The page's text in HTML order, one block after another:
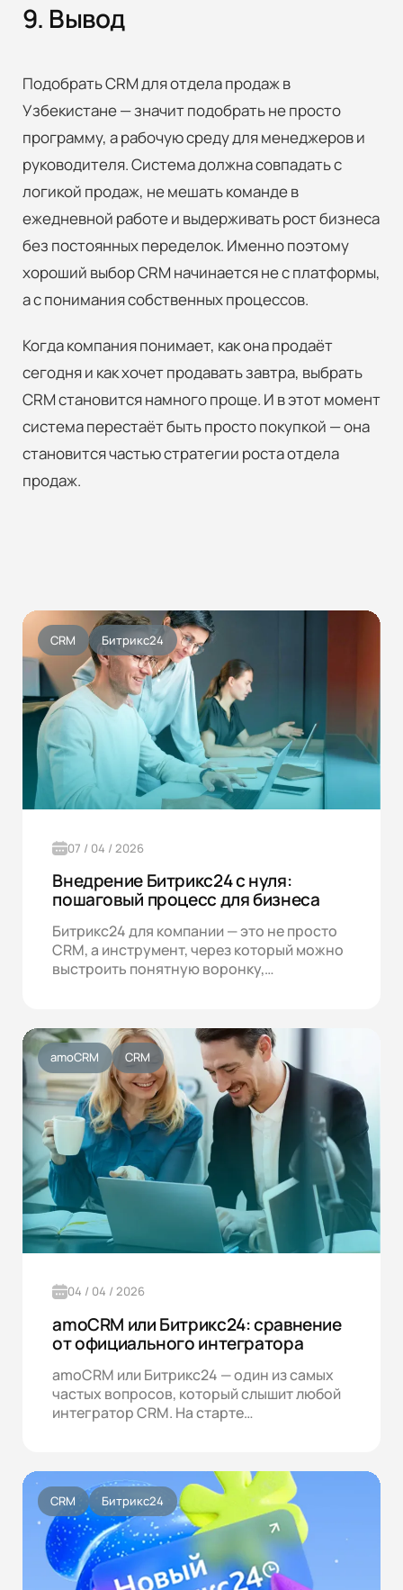
9. Вывод
Подобрать CRM для отдела продаж в
Узбекистане — значит подобрать не просто
программу, а рабочую среду для менеджеров и
руководителя. Система должна совпадать с
логикой продаж, не мешать команде в
ежедневной работе и выдерживать рост бизнеса
без постоянных переделок. Именно поэтому
хороший выбор CRM начинается не с платформы,
а с понимания собственных процессов.
Когда компания понимает, как она продаёт
сегодня и как хочет продавать завтра, выбрать
CRM становится намного проще. И в этот момент
система перестаёт быть просто покупкой — она
становится частью стратегии роста отдела
продаж.
CRM Битрикс24
07 / 04 / 2026
Внедрение Битрикс24 с нуля:
пошаговый процесс для бизнеса
Битрикс24 для компании — это не просто
CRM, а инструмент, через который можно
выстроить понятную воронку,…
amoCRM CRM
04 / 04 / 2026
amoCRM или Битрикс24: сравнение
от официального интегратора
amoCRM или Битрикс24 — один из самых
частых вопросов, который слышит любой
интегратор CRM. На старте…
CRM Битрикс24